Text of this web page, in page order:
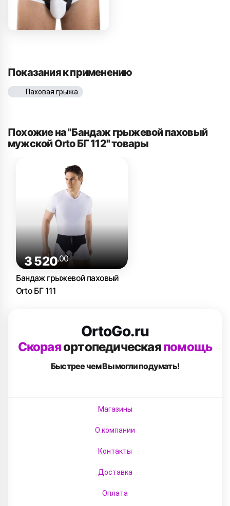
Показания к применению
Паховая грыжа
Похожие на "Бандаж грыжевой паховый
мужской Orto БГ 112" товары
3 520.00
Бандаж грыжевой паховый
Orto БГ 111
OrtoGo.ru
Скораяортопедическаяпомощь
Быстрее чем Вымогли подумать!
Магазины
О компании
Контакты
Доставка
Оплата